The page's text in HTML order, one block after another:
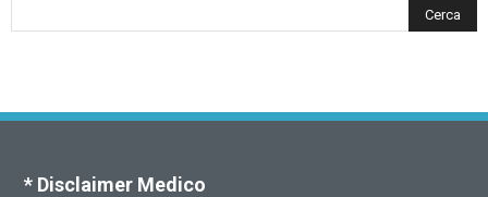
* Disclaimer Medico